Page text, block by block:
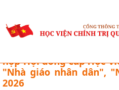
TỔ CHỨC - CÁN BỘ
Thông báo số 385-TB/
họp Hội đồng cấp Học
"Nhà giáo nhân dân",
2026